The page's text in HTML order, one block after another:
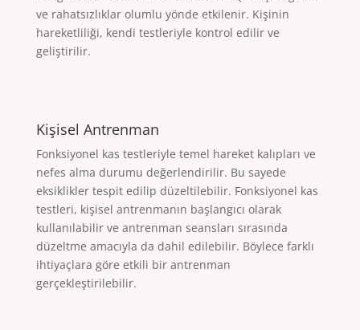
ve rahatsızlıklar olumlu yönde etkilenir. Kişinin
hareketliliği, kendi testleriyle kontrol edilir ve
geliştirilir.
Kişisel Antrenman
Fonksiyonel kas testleriyle temel hareket kalıpları ve
nefes alma durumu değerlendirilir. Bu sayede
eksiklikler tespit edilip düzeltilebilir. Fonksiyonel kas
testleri, kişisel antrenmanın başlangıcı olarak
kullanılabilir ve antrenman seansları sırasında
düzeltme amacıyla da dahil edilebilir. Böylece farklı
ihtiyaçlara göre etkili bir antrenman
gerçekleştirilebilir.